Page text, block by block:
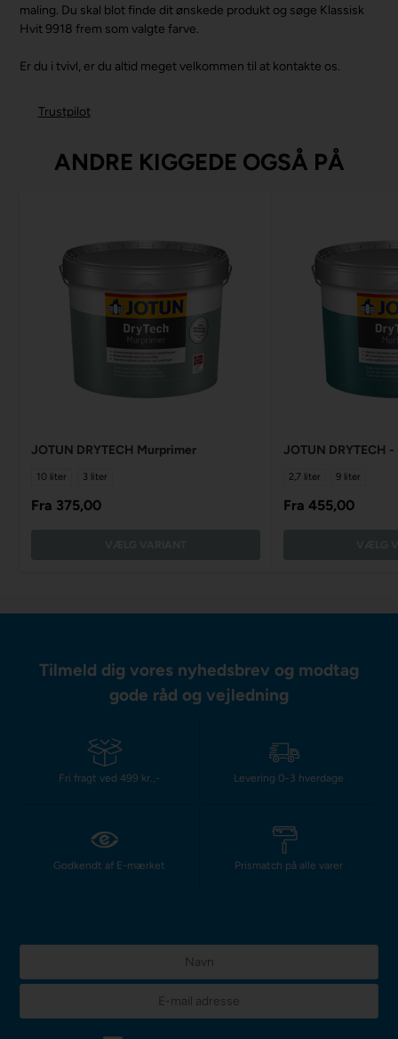
maling. Du skal blot finde dit ønskede produkt og søge Klassisk
Hvit 9918 frem som valgte farve.
Er du i tvivl, er du altid meget velkommen til at kontakte os.
Trustpilot
ANDRE KIGGEDE OGSÅ PÅ
JOTUN DRYTECH Murprimer
10 liter 3 liter
Fra 375,00
JOTUN DRYTECH
2,7 liter 9 liter
Fra 455,00
Tilmeld dig vores nyhedsbrev og modtag
gode råd og vejledning
Fri fragt ved 499 kr.,- Levering 0-3 hverdage
Godkendt af E-mærket Prismatch på alle varer